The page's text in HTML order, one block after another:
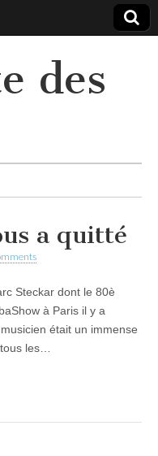
des
a quitté
Steckar dont le 80è
à Paris il y a
était un immense
les…